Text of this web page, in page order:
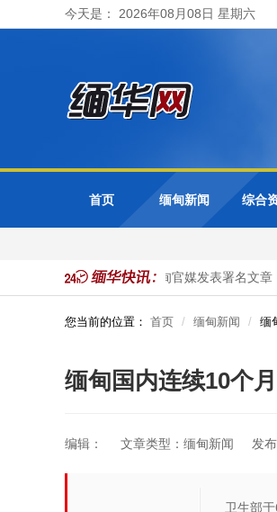
今天是： 2026年08月08日 星期六
首页 缅甸新闻 综合
马珈大使在缅甸官媒发表署名文章
您当前的位置： 首页 缅甸新闻 缅
缅甸国内连续10个
编辑： 文章类型：缅甸新闻 发
卫生部